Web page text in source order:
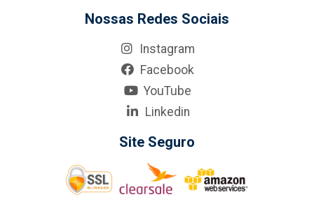
Nossas Redes Sociais
Instagram
Facebook
YouTube
Linkedin
Site Seguro